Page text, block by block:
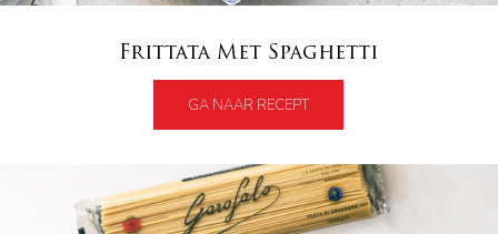
Frittata Met Spaghetti
GA NAAR RECEPT